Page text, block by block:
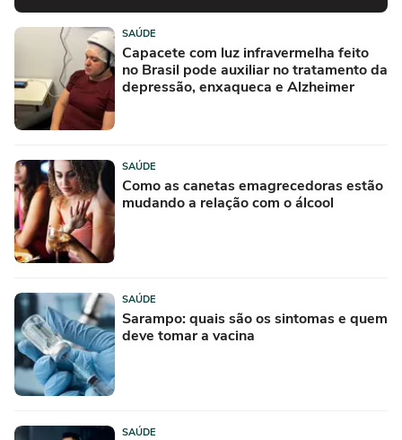
SAÚDE
Capacete com luz infravermelha feito
no Brasil pode auxiliar no tratamento da
depressão, enxaqueca e Alzheimer
SAÚDE
Como as canetas emagrecedoras estão
mudando a relação com o álcool
SAÚDE
Sarampo: quais são os sintomas e quem
deve tomar a vacina
SAÚDE